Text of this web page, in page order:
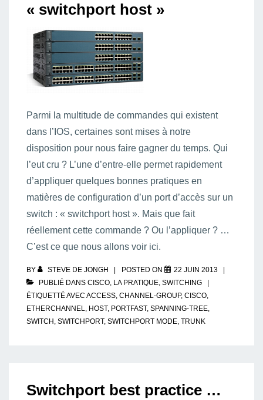
« switchport host »
Parmi la multitude de commandes qui existent
dans l’IOS, certaines sont mises à notre
disposition pour nous faire gagner du temps. Qui
l’eut cru ? L’une d’entre-elle permet rapidement
d’appliquer quelques bonnes pratiques en
matières de configuration d’un port d’accès sur un
switch : « switchport host ». Mais que fait
réellement cette commande ? Ou l’appliquer ? …
C’est ce que nous allons voir ici.
BY STEVE DE JONGH POSTED ON
22 JUIN 2013
PUBLIÉ DANS CISCO, LA PRATIQUE, SWITCHING
ÉTIQUETTÉ AVEC ACCESS, CHANNEL-GROUP, CISCO,
ETHERCHANNEL, HOST, PORTFAST, SPANNING-TREE,
SWITCH , SWITCHPORT, SWITCHPORT MODE, TRUNK
Switchport best practice …